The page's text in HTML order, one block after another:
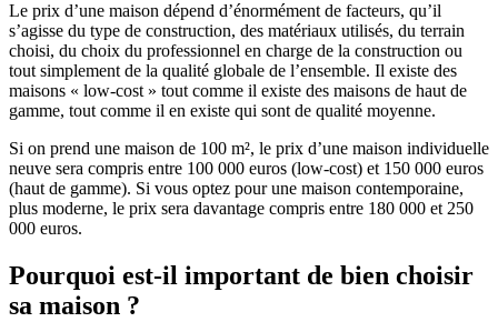
Le prix d’une maison dépend d’énormément de facteurs, qu’il
s’agisse du type de construction, des matériaux utilisés, du terrain
choisi, du choix du professionnel en charge de la construction ou
tout simplement de la qualité globale de l’ensemble. Il existe des
maisons « low-cost » tout comme il existe des maisons de haut de
gamme, tout comme il en existe qui sont de qualité moyenne.
Si on prend une maison de 100 m², le prix d’une maison individuelle
neuve sera compris entre 100 000 euros (low-cost) et 150 000 euros
(haut de gamme). Si vous optez pour une maison contemporaine,
plus moderne, le prix sera davantage compris entre 180 000 et 250
000 euros.
Pourquoi est-il important de bien choisir
sa maison ?